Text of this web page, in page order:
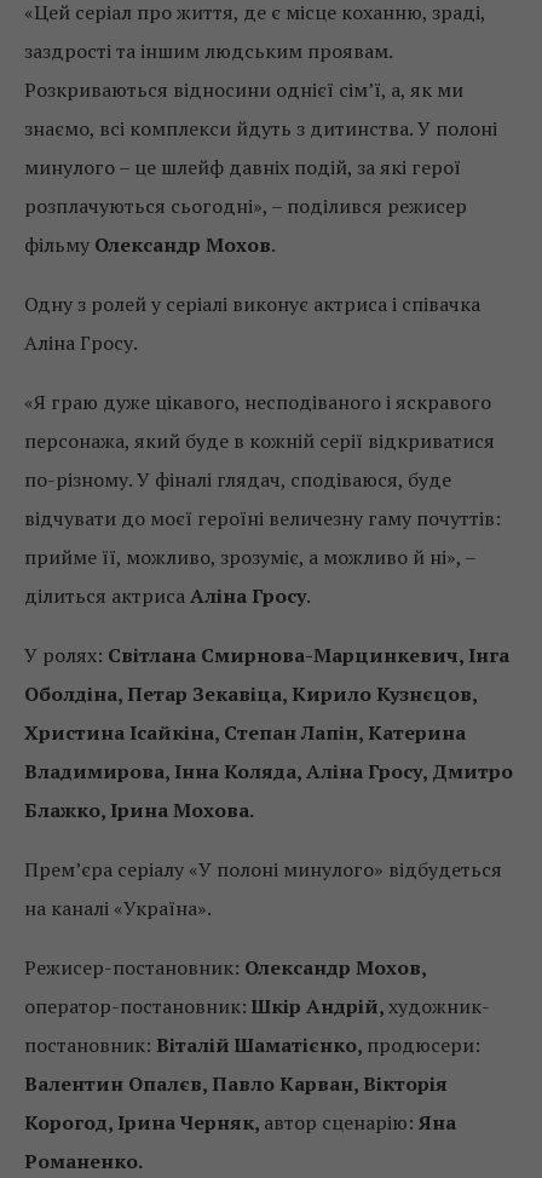
«Цей серіал про життя, де є місце коханню, зраді,
заздрості та іншим людським проявам.
Розкриваються відносини однієї сім’ї, а, як ми
знаємо, всі комплекси йдуть з дитинства. У полоні
минулого – це шлейф давніх подій, за які герої
розплачуються сьогодні», – поділився режисер
фільму Олександр Мохов.
Одну з ролей у серіалі виконує актриса і співачка
Аліна Гросу.
«Я граю дуже цікавого, несподіваного і яскравого
персонажа, який буде в кожній серії відкриватися
по-різному. У фіналі глядач, сподіваюся, буде
відчувати до моєї героїні величезну гаму почуттів:
прийме її, можливо, зрозуміє, а можливо й ні», –
ділиться актрисаАліна Гросу.
У ролях: Світлана Смирнова-Марцинкевич, Інга
Оболдіна, Петар Зекавіца, Кирило Кузнєцов,
Христина Ісайкіна, Степан Лапін, Катерина
Владимирова, Інна Коляда, Аліна Гросу, Дмитро
Блажко, Ірина Мохова.
Прем’єра серіалу «У полоні минулого» відбудеться
на каналі «Україна».
Режисер-постановник: Олександр Мохов,
оператор-постановник: Шкір Андрій,художник-
постановник: Віталій Шаматієнко, продюсери:
Валентин Опалєв, Павло Карван, Вікторія
Корогод, Ірина Черняк, автор сценарію: Яна
Романенко.